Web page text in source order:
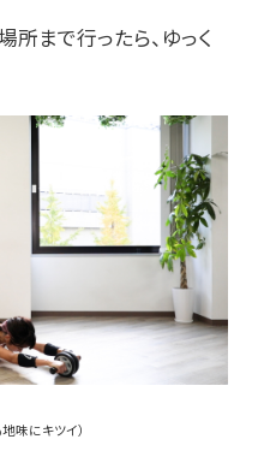
まで行ったら、ゆっく
味にキツイ）